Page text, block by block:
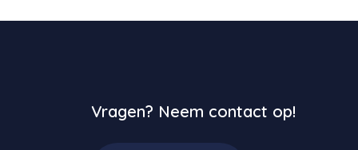
Vragen? Neem contact op!